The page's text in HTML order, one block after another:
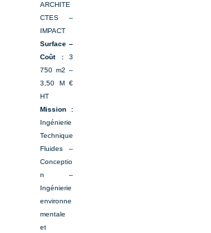
ARCHITE
CTES –
IMPACT
Surface –
Coût : 3
750 m2 –
3,50 M €
HT
Mission :
Ingénierie
Technique
Fluides –
Conceptio
n –
Ingénierie
environne
mentale
et